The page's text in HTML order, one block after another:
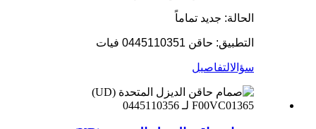
الحالة: جديد تماماً
التطبيق: حاقن 0445110351 فيات
سؤالالتفاصيل